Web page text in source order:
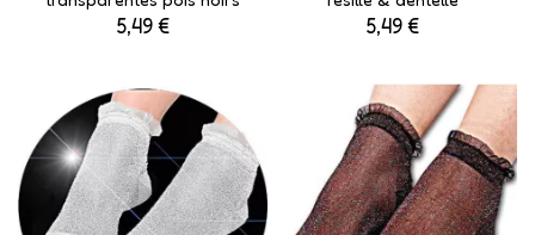
5,49 € 5,49 €